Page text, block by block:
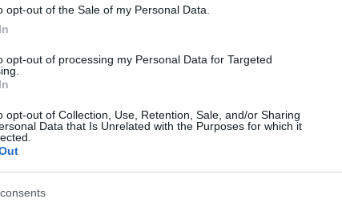
opt-out of the Sale of my Personal Data.
opt-out of processing my Personal Data for Targeted
opt-out of Collection, Use, Retention, Sale, and/or Sharing
Data that Is Unrelated with the Purposes for which it
σήμερα.
ο Γιάνης Βαρουφάκης επανέλαβε την
7+1 πολιτικών τομών για μια
μετεκλογικά, με την όποια κατάληψη μιας
κόμματος.
εκτίμηση των πολιτικών εξελίξεων και την
να προχωρήσουμε μέσα σε αυτές τις συνθήκες